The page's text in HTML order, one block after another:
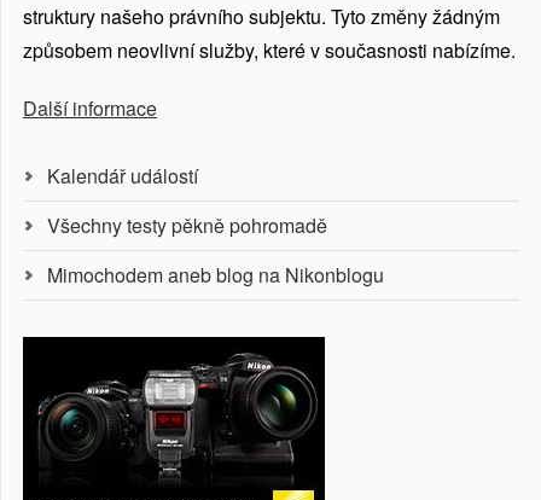
struktury našeho právního subjektu. Tyto změny žádným
způsobem neovlivní služby, které v současnosti nabízíme.
Další informace
Kalendář událostí
Všechny testy pěkně pohromadě
Mimochodem aneb blog na Nikonblogu